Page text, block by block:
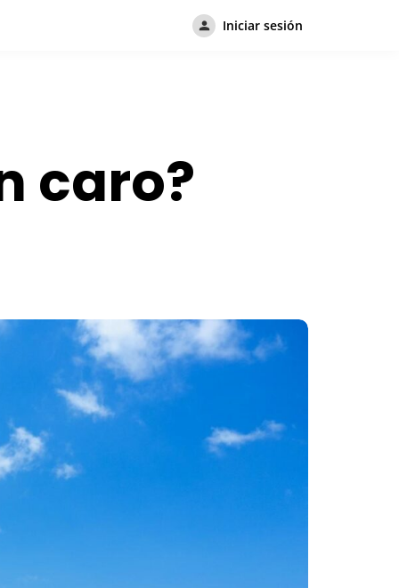
Iniciar sesión
caro?